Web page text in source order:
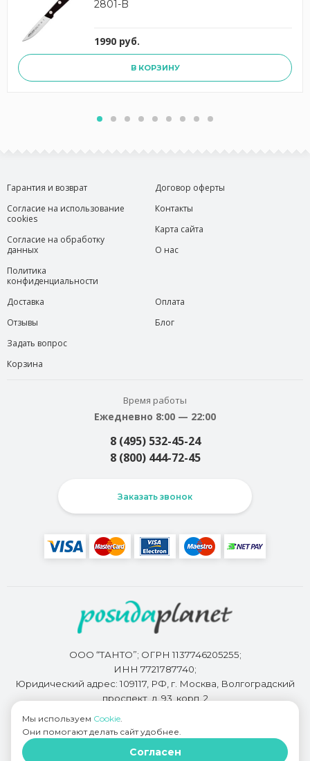
2801-B
1990 руб.
В КОРЗИНУ
Гарантия и возврат
Согласие на использование
cookies
Согласие на обработку
данных
Политика
конфиденциальности
Договор оферты
Контакты
Карта сайта
О нас
Доставка
Отзывы
Задать вопрос
Корзина
Оплата
Блог
Время работы
Ежедневно 8:00 — 22:00
8 (495) 532-45-24
8 (800) 444-72-45
Заказать звонок
ООО “ТАНТО”; ОГРН 1137746205255;
ИНН 7721787740;
Юридический адрес: 109117, РФ, г. Москва, Волгоградский
проспект, д. 93, корп. 2
Разработкой сайта занимается
Мы используем Cookie.
Они помогают делать сайт удобнее.
Согласен